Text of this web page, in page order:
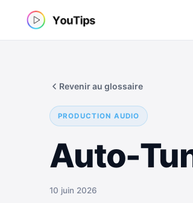
PRODUCTION AUDIO
Auto-
Revenir au glossaire
10 juin 2026